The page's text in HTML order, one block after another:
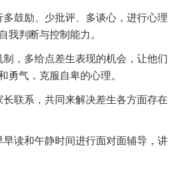
多鼓励、少批评、多谈心，进行心理
我判断与控制能力。
制，多给点差生表现的机会，让他们
勇气，克服自卑的心理。
长联系，共同来解决差生各方面存在
早读和午静时间进行面对面辅导，讲